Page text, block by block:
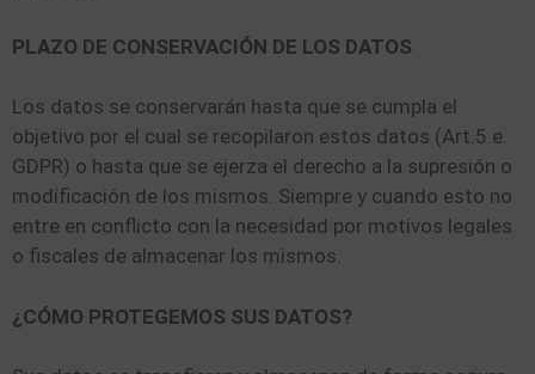
PLAZO DE CONSERVACIÓN DE LOS DATOS
Los datos se conservarán hasta que se cumpla el
objetivo por el cual se recopilaron estos datos (Art.5.e.
GDPR) o hasta que se ejerza el derecho a la supresión o
modificación de los mismos. Siempre y cuando esto no
entre en conflicto con la necesidad por motivos legales
o fiscales de almacenar los mismos.
¿CÓMO PROTEGEMOS SUS DATOS?